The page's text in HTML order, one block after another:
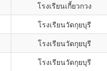
โรงเรียนเกี้ยวกวง
โรงเรียนวัดกุยบุรี
โรงเรียนวัดกุยบุรี
โรงเรียนวัดกุยบุรี